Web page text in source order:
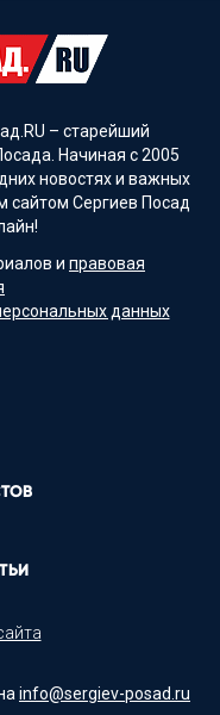
– старейший
Начиная с 2005
новостях и важных
сайтом Сергиев Посад
и правовая
данных
info@sergiev-posad.ru